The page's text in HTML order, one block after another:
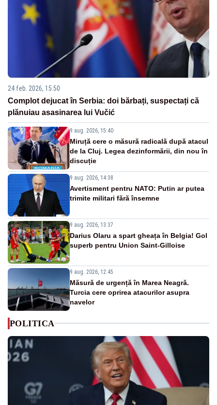
24 feb. 2026, 15:50
Complot dejucat în Serbia: doi bărbați, suspectați că
plănuiau asasinarea lui Vučić
9 aug. 2026, 15:40
Miruță cere o măsură radicală după atacul
de la Cluj. Legea dezinformării, din nou în
discuție
9 aug. 2026, 14:38
Avertisment pentru NATO: Putin ar putea
trimite militari fără însemne
9 aug. 2026, 13:37
Darius Olaru a spart gheața în Belgia! Gol
superb pentru Union Saint-Gilloise
9 aug. 2026, 12:45
Măsură de urgență în Marea Neagră.
Turcia cere oprirea atacurilor asupra
navelor
POLITICA